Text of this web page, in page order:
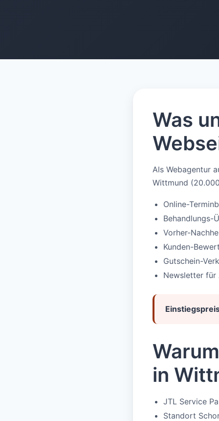
Was
Als Webagentur
Wittmund
Online-
Behandlungs-
Vorher-
Kunden-
Gutschein-
Newsletter für
in
JTL Service
Standort